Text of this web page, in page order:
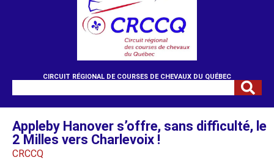
CIRCUIT RÉGIONAL DE COURSES DE CHEVAUX DU QUÉBEC
Appleby Hanover s’offre, sans difficulté, le
2 Milles vers Charlevoix !
CRCCQ